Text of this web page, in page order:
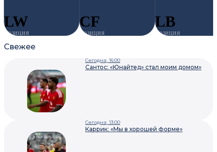
LW
ПОЗИЦИЯ
CF
ПОЗИЦИЯ
LB
ПОЗИЦИЯ
Свежее
Сегодня, 16:00
Сантос: «Юнайтед» стал моим домом»
Сегодня, 13:00
Каррик: «Мы в хорошей форме»